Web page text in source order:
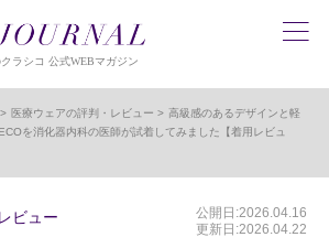
ラシコ 公式WEBマガジン
医療ウェアの評判・レビュー
高級感のあるデザインと軽
を消化器内科の医師が試着してみました【着用レビュ
ビュー
公開日:2026.04.16
更新日:2026.04.22